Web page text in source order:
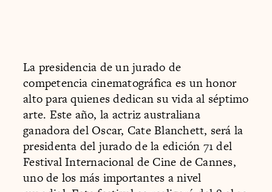
La presidencia de un jurado de
competencia cinematográfica es un honor
alto para quienes dedican su vida al séptimo
arte. Este año, la actriz australiana
ganadora del Oscar, Cate Blanchett, será la
presidenta del jurado de la edición 71 del
Festival Internacional de Cine de Cannes,
uno de los más importantes a nivel